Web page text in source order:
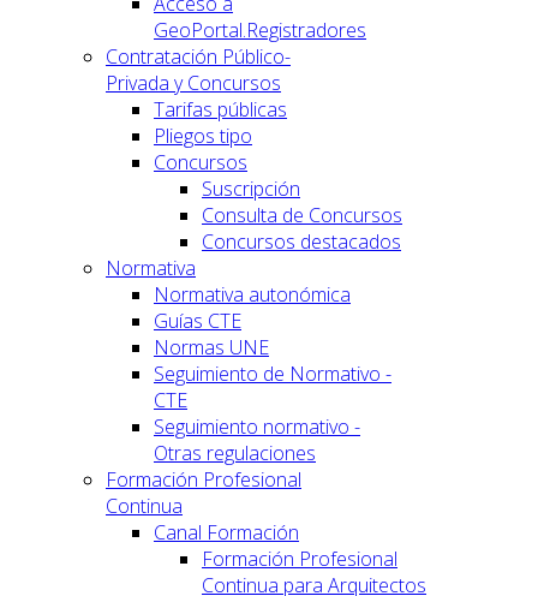
GeoPortal.Registradores
Contratación Público-
Privada y Concursos
Tarifas públicas
Pliegos tipo
Concursos
Suscripción
Consulta de Concursos
Concursos destacados
Normativa
Normativa autonómica
Guías CTE
Normas UNE
Seguimiento de Normativo -
CTE
Seguimiento normativo -
Otras regulaciones
Formación Profesional
Continua
Canal Formación
Formación Profesional
Continua para Arquitectos